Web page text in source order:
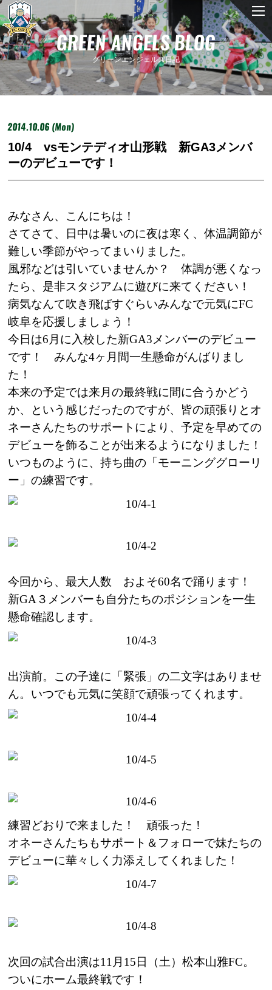
GREEN ANGELS BLOG
グリーンエンジェルズ日記
2014.10.06 (Mon)
10/4 vsモンテディオ山形戦 新GA3メンバ
ーのデビューです！
みなさん、こんにちは！
さてさて、日中は暑いのに夜は寒く、体温調節が
難しい季節がやってまいりました。
風邪などは引いていませんか？ 体調が悪くなっ
たら、是非スタジアムに遊びに来てください！
病気なんて吹き飛ばすぐらいみんなで元気にFC
岐阜を応援しましょう！
今日は6月に入校した新GA3メンバーのデビュー
です！ みんな4ヶ月間一生懸命がんばりまし
た！
本来の予定では来月の最終戦に間に合うかどう
か、という感じだったのですが、皆の頑張りとオ
ネーさんたちのサポートにより、予定を早めての
デビューを飾ることが出来るようになりました！
いつものように、持ち曲の「モーニンググローリ
ー」の練習です。
今回から、最大人数 およそ60名で踊ります！
新GA３メンバーも自分たちのポジションを一生
懸命確認します。
出演前。この子達に「緊張」の二文字はありませ
ん。いつでも元気に笑顔で頑張ってくれます。
練習どおりで来ました！ 頑張った！
オネーさんたちもサポート＆フォローで妹たちの
デビューに華々しく力添えしてくれました！
次回の試合出演は11月15日（土）松本山雅FC。
ついにホーム最終戦です！